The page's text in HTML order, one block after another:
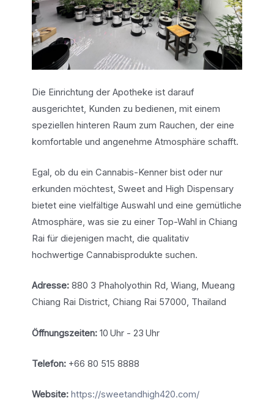
Die Einrichtung der Apotheke ist darauf
ausgerichtet, Kunden zu bedienen, mit einem
speziellen hinteren Raum zum Rauchen, der eine
komfortable und angenehme Atmosphäre schafft.
Egal, ob du ein Cannabis-Kenner bist oder nur
erkunden möchtest, Sweet and High Dispensary
bietet eine vielfältige Auswahl und eine gemütliche
Atmosphäre, was sie zu einer Top-Wahl in Chiang
Rai für diejenigen macht, die qualitativ
hochwertige Cannabisprodukte suchen.
Adresse:880 3 Phaholyothin Rd, Wiang, Mueang
Chiang Rai District, Chiang Rai 57000, Thailand
Öffnungszeiten:10 Uhr - 23 Uhr
Telefon:+66 80 515 8888
Website: https://sweetandhigh420.com/